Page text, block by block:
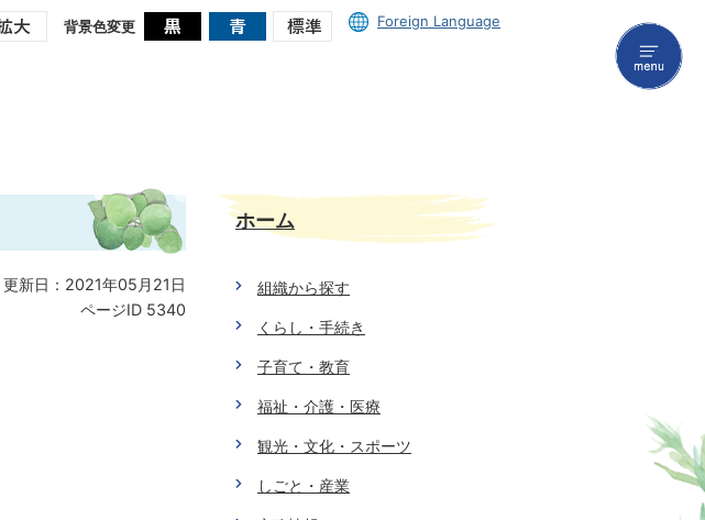
背景色変更 Foreign Language
更新日：2021年05月21日
ページID 5340
ホーム
組織から探す
くらし・手続き
子育て・教育
福祉・介護・医療
観光・文化・スポーツ
しごと・産業